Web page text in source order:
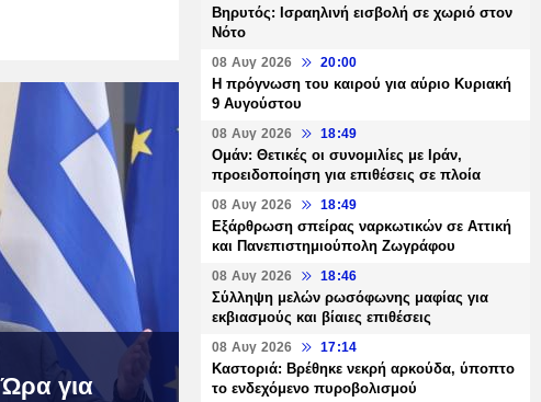
για
Βηρυτός: Ισραηλινή εισβολή σε χωριό στον
Νότο
08 Αυγ 2026 20:00
Η πρόγνωση του καιρού για αύριο Κυριακή
9 Αυγούστου
08 Αυγ 2026 18:49
Ομάν: Θετικές οι συνομιλίες με Ιράν,
προειδοποίηση για επιθέσεις σε πλοία
08 Αυγ 2026 18:49
Εξάρθρωση σπείρας ναρκωτικών σε Αττική
και Πανεπιστημιούπολη Ζωγράφου
08 Αυγ 2026 18:46
Σύλληψη μελών ρωσόφωνης μαφίας για
εκβιασμούς και βίαιες επιθέσεις
08 Αυγ 2026 17:14
Καστοριά: Βρέθηκε νεκρή αρκούδα, ύποπτο
το ενδεχόμενο πυροβολισμού